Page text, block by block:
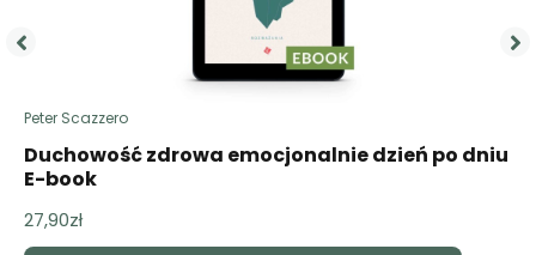
Peter Scazzero
Duchowość zdrowa emocjonalnie dzień po dniu
E-book
27,90zł